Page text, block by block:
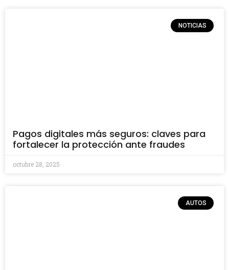
NOTICIAS
Pagos digitales más seguros: claves para
fortalecer la protección ante fraudes
octubre 28, 2025
AUTOS